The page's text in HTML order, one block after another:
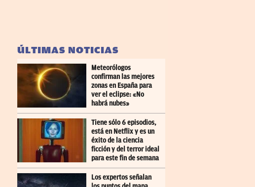
ÚLTIMAS NOTICIAS
Meteorólogos
confirman las mejores
zonas en España para
ver el eclipse: «No
habrá nubes»
Tiene sólo 6 episodios,
está en Netflix y es un
éxito de la ciencia
ficción y del terror ideal
para este fin de semana
Los expertos señalan